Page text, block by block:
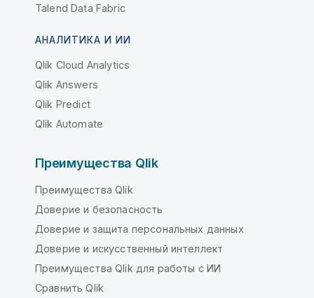
Talend Data Fabric
АНАЛИТИКА И ИИ
Qlik Cloud Analytics
Qlik Answers
Qlik Predict
Qlik Automate
Преимущества Qlik
Преимущества Qlik
Доверие и безопасность
Доверие и защита персональных данных
Доверие и искусственный интеллект
Преимущества Qlik для работы с ИИ
Сравнить Qlik